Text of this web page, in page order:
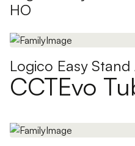
HO
Logico Easy
CCTEvo